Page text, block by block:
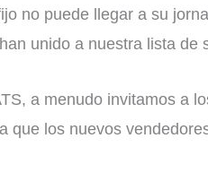
no puede llegar a su
unido a nuestra lista de
a menudo invitamos a
los nuevos